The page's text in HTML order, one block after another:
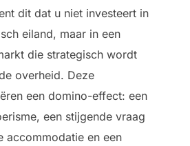
dit dat u niet investeert in
eiland, maar in een
die strategisch wordt
overheid. Deze
een domino-effect: een
een stijgende vraag
accommodatie en een